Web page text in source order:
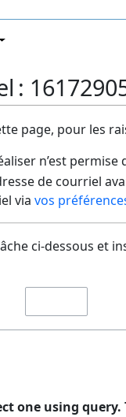
:
page, pour les
n’est
de courriel
via vos
ci-dessous et
one using